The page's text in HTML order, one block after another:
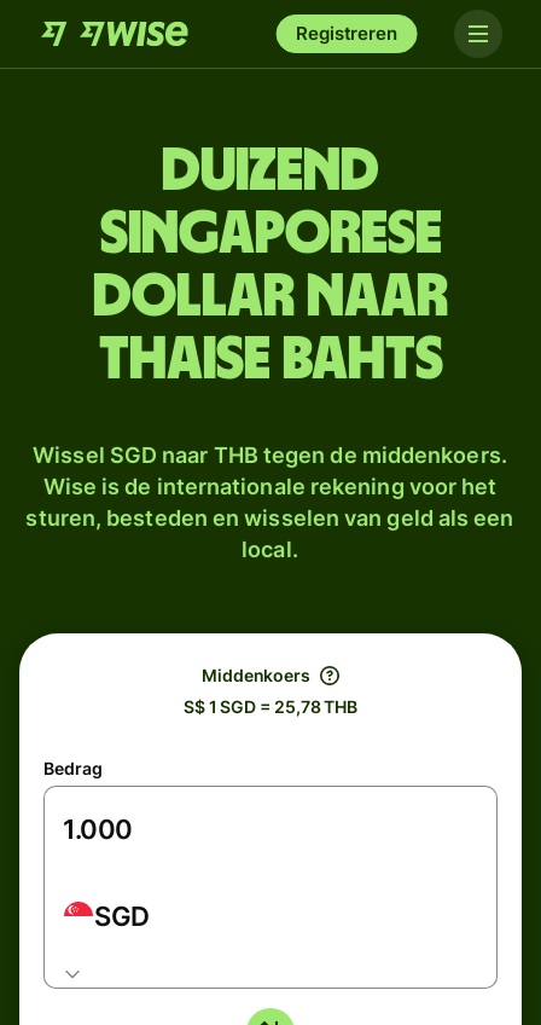
Registreren
duizend
Singaporese
dollar naar
Thaise bahts
Wissel SGD naar THB tegen de middenkoers.
Wise is de internationale rekening voor het
sturen, besteden en wisselen van geld als een
local.
Middenkoers
S$ 1 SGD = 25,78 THB
Bedrag
SGD